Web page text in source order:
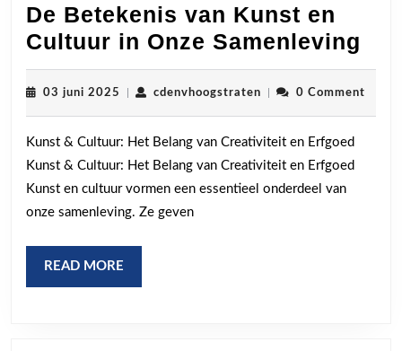
De Betekenis van Kunst en
Cultuur in Onze Samenleving
van
03 juni 2025 03
cdenvhoogstratencdenvhoogstraten
0 Comment
Kunst & Cultuur: Het Belang van Creativiteit en Erfgoed
Kunst & Cultuur: Het Belang van Creativiteit en Erfgoed
Kunst en cultuur vormen een essentieel onderdeel van
onze samenleving. Ze geven
READ MORE
MORE